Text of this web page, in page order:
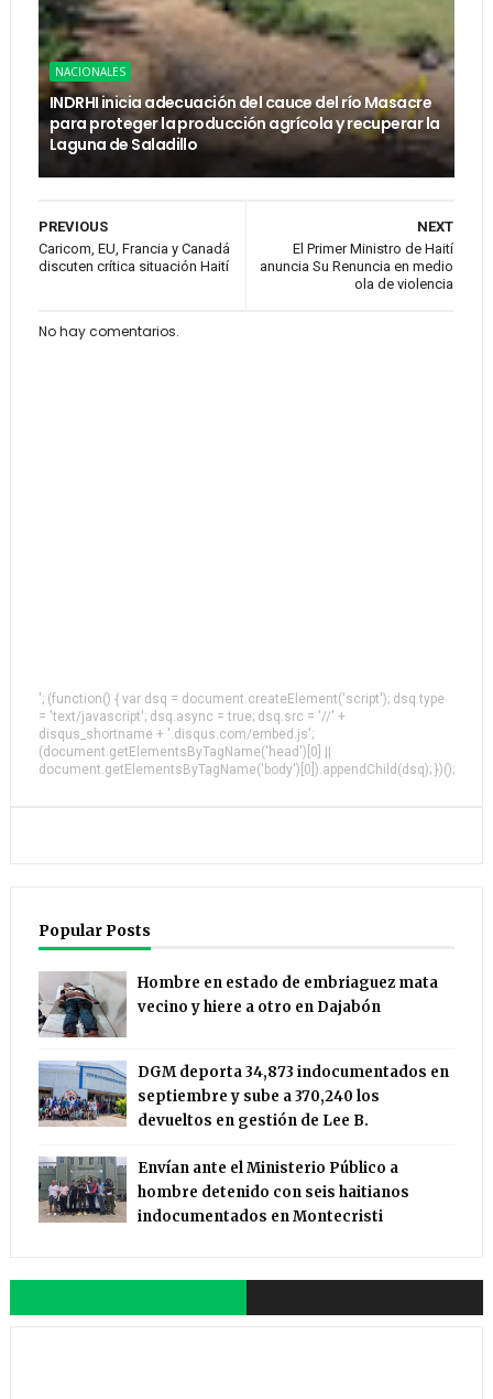
NACIONALES
INDRHI inicia adecuación del cauce del río Masacre
para proteger la producción agrícola y recuperar la
Laguna de Saladillo
NEXT
El Primer Ministro de Haití
anuncia Su Renuncia en medio
ola de violencia
PREVIOUS
Caricom, EU, Francia y Canadá
discuten crítica situación Haití
No hay comentarios.
'; (function() { var dsq = document.createElement('script'); dsq.type
= 'text/javascript'; dsq.async = true; dsq.src = '//' +
disqus_shortname + '.disqus.com/embed.js';
(document.getElementsByTagName('head')[0] ||
document.getElementsByTagName('body')[0]).appendChild(dsq); })();
Popular Posts
Hombre en estado de embriaguez mata
vecino y hiere a otro en Dajabón
DGM deporta 34,873 indocumentados en
septiembre y sube a 370,240 los
devueltos en gestión de Lee B.
Envían ante el Ministerio Público a
hombre detenido con seis haitianos
indocumentados en Montecristi